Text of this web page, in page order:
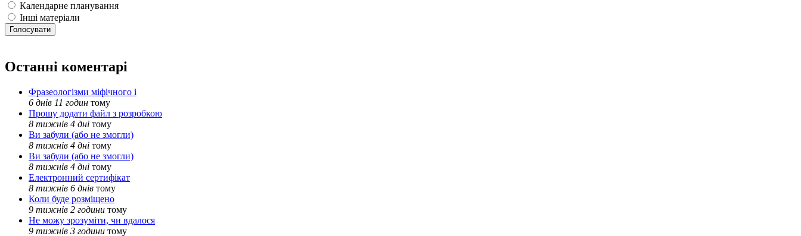
Календарне планування
Інші матеріали
Останні коментарі
Фразеологізми міфічного і
6 днів 11 годин тому
Прошу додати файл з розробкою
8 тижнів 4 дні тому
Ви забули (або не змогли)
8 тижнів 4 дні тому
Ви забули (або не змогли)
8 тижнів 4 дні тому
Електронний сертифікат
8 тижнів 6 днів тому
Коли буде розміщено
9 тижнів 2 години тому
Не можу зрозуміти, чи вдалося
9 тижнів 3 години тому